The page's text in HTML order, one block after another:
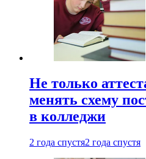
Не только
менять схему
в колледжи
2 года спустя2 года спустя